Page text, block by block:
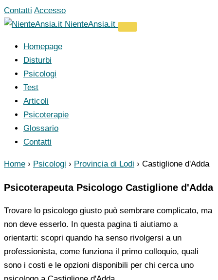
Vai
al
Contatti Accesso
NienteAnsia.it
Homepage
Disturbi
Psicologi
Test
Articoli
Psicoterapie
Glossario
Contatti
Home › Psicologi › Provincia di Lodi › Castiglione d'Adda
Psicoterapeuta Psicologo Castiglione d'Adda
Trovare lo psicologo giusto può sembrare complicato, ma
non deve esserlo. In questa pagina ti aiutiamo a
orientarti: scopri quando ha senso rivolgersi a un
professionista, come funziona il primo colloquio, quali
sono i costi e le opzioni disponibili per chi cerca uno